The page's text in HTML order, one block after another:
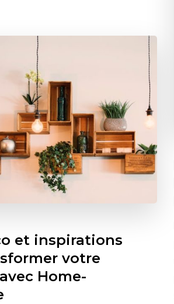
et inspirations
votre
Home-